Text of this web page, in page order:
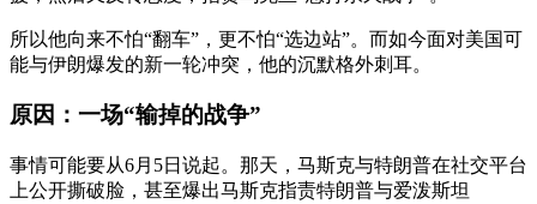
所以他向来不怕“翻车”，更不怕“选边站”。而如今面对美国可
能与伊朗爆发的新一轮冲突，他的沉默格外刺耳。
原因：一场“输掉的战争”
事情可能要从6月5日说起。那天，马斯克与特朗普在社交平台
上公开撕破脸，甚至爆出马斯克指责特朗普与爱泼斯坦